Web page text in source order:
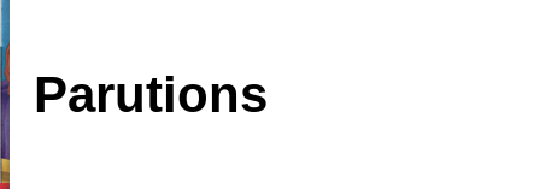
Parutions